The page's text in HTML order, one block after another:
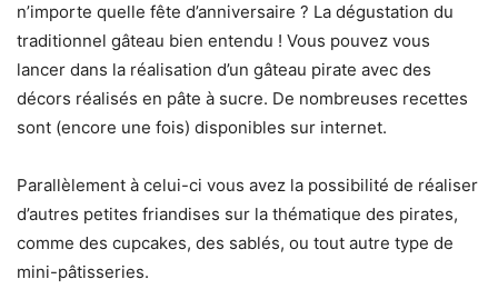
n’importe quelle fête d’anniversaire ? La dégustation du
traditionnel gâteau bien entendu ! Vous pouvez vous
lancer dans la réalisation d’un gâteau pirate avec des
décors réalisés en pâte à sucre. De nombreuses recettes
sont (encore une fois) disponibles sur internet.
Parallèlement à celui-ci vous avez la possibilité de réaliser
d’autres petites friandises sur la thématique des pirates,
comme des cupcakes, des sablés, ou tout autre type de
mini-pâtisseries.